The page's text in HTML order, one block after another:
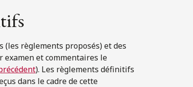
(les règlements proposés) et des
et commentaires le
). Les règlements définitifs
dans le cadre de cette